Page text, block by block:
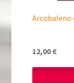
Arcobaleno
12,00€